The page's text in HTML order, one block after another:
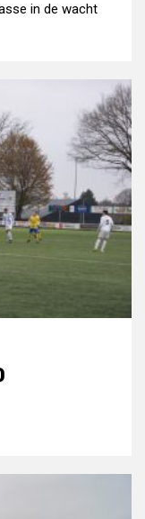
in de wacht